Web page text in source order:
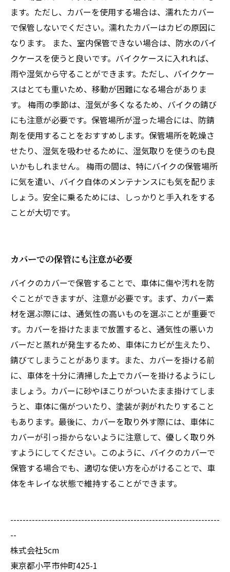
ます。ただし、カバーを使用する場合は、濡れたカバー
で保管しないでください。濡れたカバーはカビの原因に
なります。 また、室内保管できない場合は、防水のバイ
クケースを使うと良いです。バイクケースに入れれば、
雨や湿気から守ることができます。ただし、バイクケー
スはとても重いため、移動が困難になる場合がありま
す。 梅雨の季節は、湿気が多くなるため、バイクの錆び
にも注意が必要です。保管場所が湿った場合には、防錆
剤を使用することをおすすめします。保管場所を乾燥さ
せたり、湿気を吸わせるために、湿気取りを使うのも良
いかもしれません。 梅雨の間は、特にバイクの保管場所
に気を遣い、バイク自体のメンテナンスにも気を配りま
しょう。安全に乗るためには、しっかりと手入れをする
ことが大切です。
カバーでの保管にも注意が必要
バイクのカバーで保管することで、車体に傷や汚れを防
ぐことができますが、注意が必要です。まず、カバー素
材を選ぶ際には、通気性の高いものを選ぶことが重要で
す。カバーを掛けたままで放置すると、通気性の悪いカ
バーだと蒸れが発生するため、車体にカビが生えたり、
錆びてしまうことがあります。また、カバーを掛ける前
に、車体を十分に清掃した上でカバーを掛けるようにし
ましょう。カバーに砂やほこりがついたまま掛けてしま
うと、車体に傷がついたり、塗装が剥がれたりすること
もあります。最後に、カバーを取り外す際には、車体に
カバーが引っ掛からないように注意して、優しく取り外
すようにしてください。このように、バイクのカバーで
保管する場合でも、適切な使い方を心がけることで、車
体をキレイな状態で維持することができます。
--------------------------------------------------------------------
--
株式会社5cm
東京都小平市仲町425-1